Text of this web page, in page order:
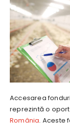
Accesarea
reprezintă o
România. Aceste